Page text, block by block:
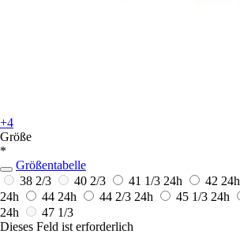
+4
Größe
*
Größentabelle
38 2/3
40 2/3 41 1/3 24h 42 24h
24h
44 24h 44 2/3 24h 45 1/3 24h
24h
47 1/3
Dieses Feld ist erforderlich